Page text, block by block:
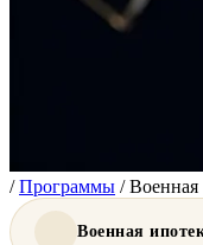
/Программы /Военная
Военная